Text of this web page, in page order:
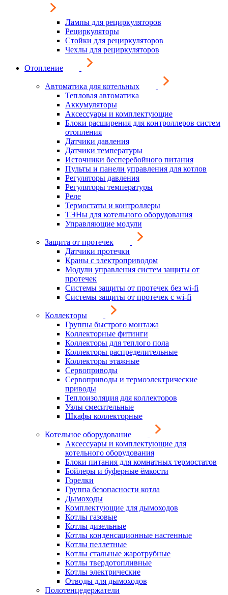
Лампы для рециркуляторов
Рециркуляторы
Стойки для рециркуляторов
Чехлы для рециркуляторов
Отопление
Автоматика для котельных
Тепловая автоматика
Аккумуляторы
Аксессуары и комплектующие
Блоки расширения для контроллеров систем
отопления
Датчики давления
Датчики температуры
Источники бесперебойного питания
Пульты и панели управления для котлов
Регуляторы давления
Регуляторы температуры
Реле
Термостаты и контроллеры
ТЭНы для котельного оборудования
Управляющие модули
Защита от протечек
Датчики протечки
Краны с электроприводом
Модули управления систем защиты от
протечек
Системы защиты от протечек без wi-fi
Системы защиты от протечек с wi-fi
Коллекторы
Группы быстрого монтажа
Коллекторные фитинги
Коллекторы для теплого пола
Коллекторы распределительные
Коллекторы этажные
Сервоприводы
Сервоприводы и термоэлектрические
приводы
Теплоизоляция для коллекторов
Узлы смесительные
Шкафы коллекторные
Котельное оборудование
Аксессуары и комплектующие для
котельного оборудования
Блоки питания для комнатных термостатов
Бойлеры и буферные ёмкости
Горелки
Группа безопасности котла
Дымоходы
Комплектующие для дымоходов
Котлы газовые
Котлы дизельные
Котлы конденсационные настенные
Котлы пеллетные
Котлы стальные жаротрубные
Котлы твердотопливные
Котлы электрические
Отводы для дымоходов
Полотенцедержатели